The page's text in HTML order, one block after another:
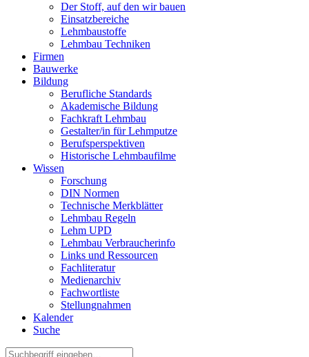
Der Stoff, auf den wir bauen
Einsatzbereiche
Lehmbaustoffe
Lehmbau Techniken
Firmen
Bauwerke
Bildung
Berufliche Standards
Akademische Bildung
Fachkraft Lehmbau
Gestalter/in für Lehmputze
Berufsperspektiven
Historische Lehmbaufilme
Wissen
Forschung
DIN Normen
Technische Merkblätter
Lehmbau Regeln
Lehm UPD
Lehmbau Verbraucherinfo
Links und Ressourcen
Fachliteratur
Medienarchiv
Fachwortliste
Stellungnahmen
Kalender
Suche